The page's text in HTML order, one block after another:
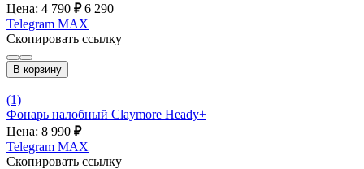
Цена: 4 790 ₽ 6 290
Telegram MAX
Скопировать ссылку
В корзину
(1)
Фонарь налобный Claymore Heady+
Цена: 8 990 ₽
Telegram MAX
Скопировать ссылку